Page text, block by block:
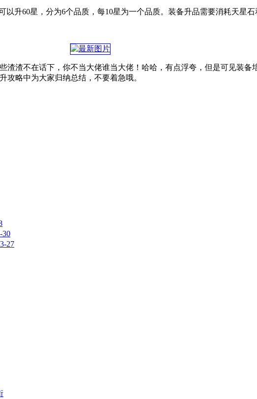
升60星，分为6个品质，每10星为一个品质。装备升品需要消耗天星石
渣渣不在话下，你不当大佬谁当大佬！哈哈，有点浮夸，但是可见装
攻略中为大家归纳总结，不要着急哦。
30
27